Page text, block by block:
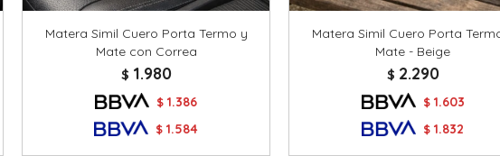
Matera Simil Cuero Porta Termo y
Mate con Correa
$ 1.980
$ 1.386
$ 1.584
Matera Simil Cuero Porta
Mate - Beige
$ 2.290
$ 1.603
$ 1.832